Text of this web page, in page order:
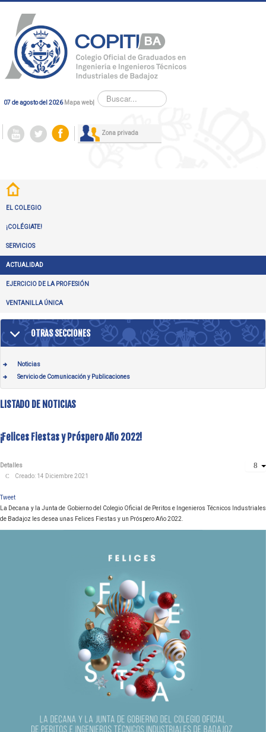
07 de agosto del 2026 Mapa web|
Buscar...
Zona privada
EL COLEGIO
¡COLÉGIATE!
SERVICIOS
ACTUALIDAD
EJERCICIO DE LA PROFESIÓN
VENTANILLA ÚNICA
OTRAS SECCIONES
Noticias
Servicio de Comunicación y Publicaciones
LISTADO DE NOTICIAS
¡Felices Fiestas y Próspero Año 2022!
Detalles
Creado: 14 Diciembre 2021
Tweet
La Decana y la Junta de Gobierno del Colegio Oficial de Peritos e Ingenieros Técnicos Industriales
de Badajoz les desea unas Felices Fiestas y un Próspero Año 2022.